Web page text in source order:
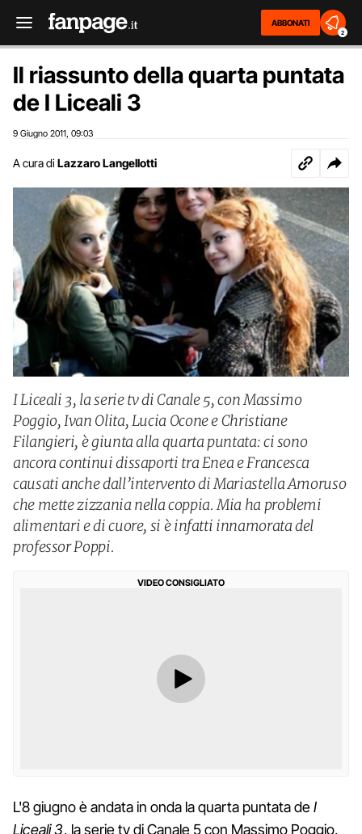
ABBONATI
2
Il riassunto della quarta puntata
de I Liceali 3
9 Giugno 2011 09:03
A cura di Lazzaro Langellotti
I Liceali 3, la serie tv di Canale 5, con Massimo
Poggio, Ivan Olita, Lucia Ocone e Christiane
Filangieri, è giunta alla quarta puntata: ci sono
ancora continui dissaporti tra Enea e Francesca
causati anche dall’intervento di Mariastella Amoruso
che mette zizzania nella coppia. Mia ha problemi
alimentari e di cuore, si è infatti innamorata del
professor Poppi.
VIDEO CONSIGLIATO
L'8 giugno è andata in onda la quarta puntata deI
Liceali 3, la serie tv di Canale 5 con Massimo Poggio,